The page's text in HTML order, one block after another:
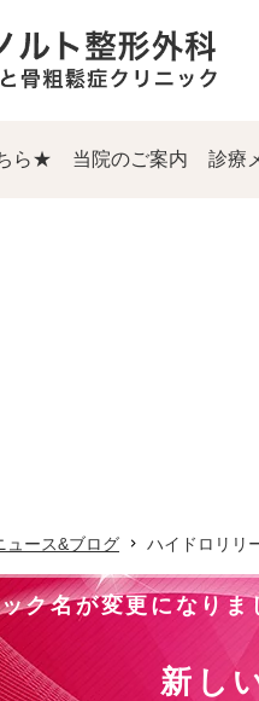
ら★ 当院のご案内 診療
ュース&ブログ ハイドロリリ
ク名が変更になり
新し